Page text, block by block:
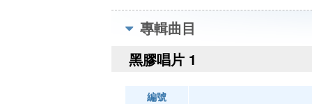
專輯曲目
黑膠唱片 1
編號